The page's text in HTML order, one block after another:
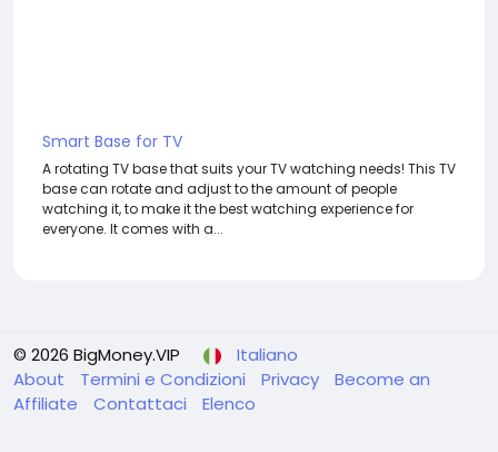
Smart Base for TV
A rotating TV base that suits your TV watching needs! This TV
base can rotate and adjust to the amount of people
watching it, to make it the best watching experience for
everyone. It comes with a...
© 2026 BigMoney.VIP
Italiano
About
Termini e Condizioni Privacy
Become an
Affiliate
Contattaci Elenco